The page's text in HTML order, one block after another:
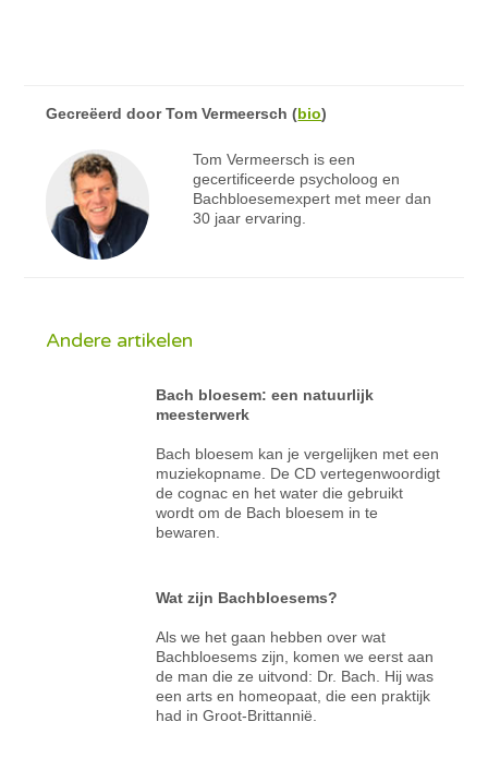
Gecreëerd doorTom Vermeersch (bio)
Tom Vermeersch is een
gecertificeerde psycholoog en
Bachbloesemexpert met meer dan
30 jaar ervaring.
Andere artikelen
Bach bloesem: een natuurlijk
meesterwerk
Bach bloesem kan je vergelijken met een
muziekopname. De CD vertegenwoordigt
de cognac en het water die gebruikt
wordt om de Bach bloesem in te
bewaren.
Wat zijn Bachbloesems?
Als we het gaan hebben over wat
Bachbloesems zijn, komen we eerst aan
de man die ze uitvond: Dr. Bach. Hij was
een arts en homeopaat, die een praktijk
had in Groot-Brittannië.